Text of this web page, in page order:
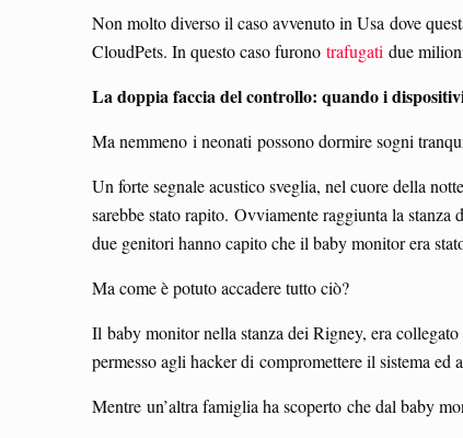
Non molto diverso il caso avvenuto in Usa dove
CloudPets. In questo caso furono trafugati due
La doppia faccia del controllo: quando i
Ma nemmeno i neonati possono dormire sogni
Un forte segnale acustico sveglia, nel cuore della
sarebbe stato rapito. Ovviamente raggiunta la
due genitori hanno capito che il baby monitor era
Ma come è potuto accadere tutto ciò?
Il baby monitor nella stanza dei Rigney, era collegato
permesso agli hacker di compromettere il sistema ed
Mentre un’altra famiglia ha scoperto che dal baby